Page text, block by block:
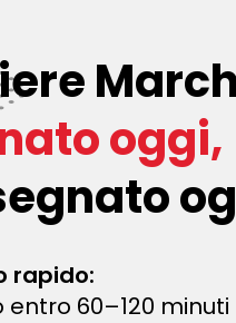
oggi,
rapido:
entro 60–120